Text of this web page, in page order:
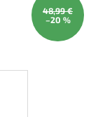
48,99 €
–20 %